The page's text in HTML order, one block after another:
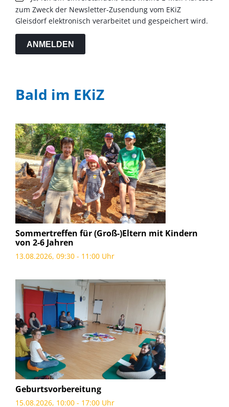
zum Zweck der Newsletter-Zusendung vom EKiZ
Gleisdorf elektronisch verarbeitet und gespeichert wird.
ANMELDEN
Bald im EKiZ
Sommertreffen für (Groß-)Eltern mit Kindern
von 2-6 Jahren
13.08.2026, 09:30 - 11:00 Uhr
Geburtsvorbereitung
15.08.2026, 10:00 - 17:00 Uhr